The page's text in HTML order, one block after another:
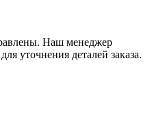
Наш менеджер
уточнения деталей заказа.